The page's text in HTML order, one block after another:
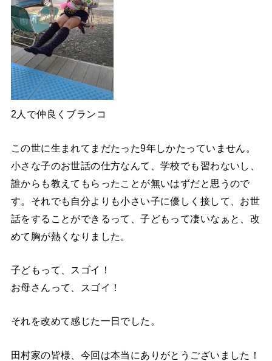
2人で仲良くブランコ
この世に生まれてまだたった9年しかたっていません。
小さな子のお世話の仕方なんて、学校でも習わないし、
誰からも教えてもらったことが無いはずだと思うので
す。それでも自分よりも小さい子に優しく接して、お世
話をすることができるって、子どもって凄いなぁと、改
めて胸が熱くなりました。
子どもって、スゴイ！
お母さんって、スゴイ！
それを改めて感じた一日でした。
田村家の皆様、今回は本当にありがとうございました！